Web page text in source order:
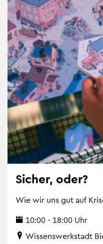
Si­cher, oder?
Wie wir uns gut auf
10:00 - 18:00 Uhr
Wis­sens­werk­stadt